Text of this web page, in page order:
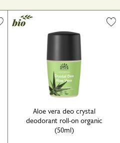
Aloe vera deo crystal
deodorant roll-on organic
(50ml)